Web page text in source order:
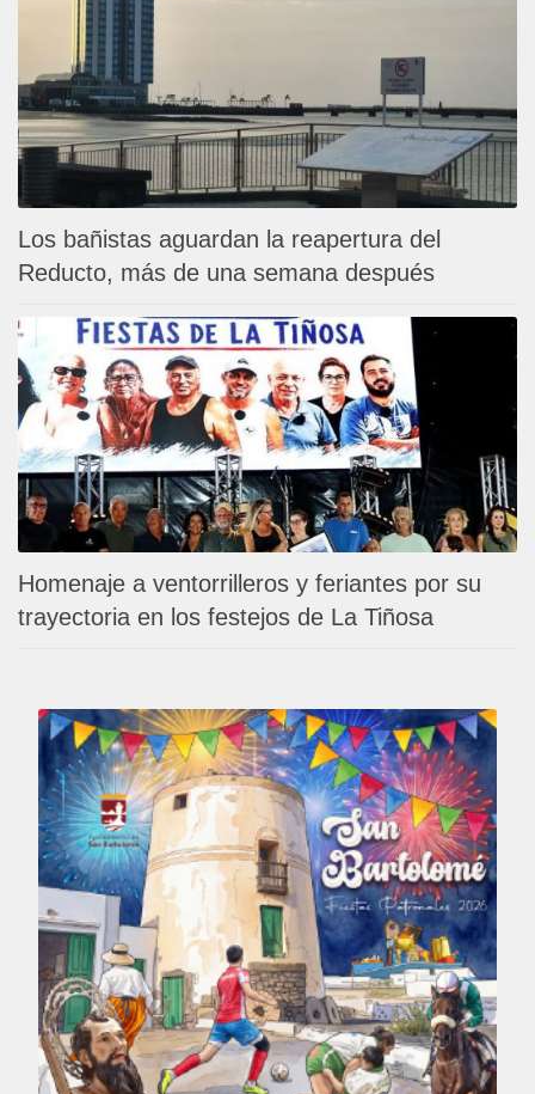
Los bañistas aguardan la reapertura del
Reducto, más de una semana después
Homenaje a ventorrilleros y feriantes por su
trayectoria en los festejos de La Tiñosa